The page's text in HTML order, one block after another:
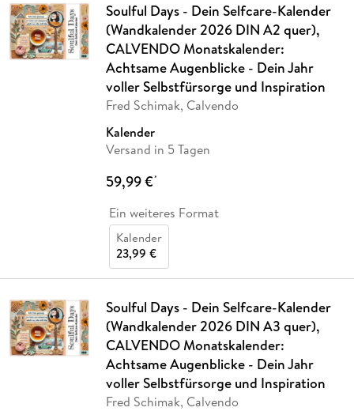
Soulful Days - Dein Selfcare-Kalender
(Wandkalender 2026 DIN A2 quer),
CALVENDO Monatskalender:
Achtsame Augenblicke - Dein Jahr
voller Selbstfürsorge und Inspiration
Fred Schimak, Calvendo
Kalender
Versand in 5 Tagen
59,99 €*
Ein weiteres Format
Kalender
23,99 €
Soulful Days - Dein Selfcare-Kalender
(Wandkalender 2026 DIN A3 quer),
CALVENDO Monatskalender:
Achtsame Augenblicke - Dein Jahr
voller Selbstfürsorge und Inspiration
Fred Schimak, Calvendo